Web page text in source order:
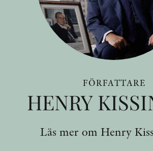
FÖRFATTARE
HENRY
Läs mer om Henry